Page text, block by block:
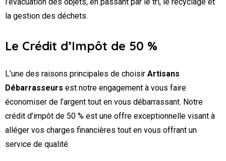
la gestion des déchets.
Le Crédit d’Impôt de 50 %
L’une des raisons principales de choisir Artisans
Débarrasseurs est notre engagement à vous faire
économiser de l’argent tout en vous débarrassant. Notre
crédit d’impôt de 50 % est une offre exceptionnelle visant à
alléger vos charges financières tout en vous offrant un
service de qualité.